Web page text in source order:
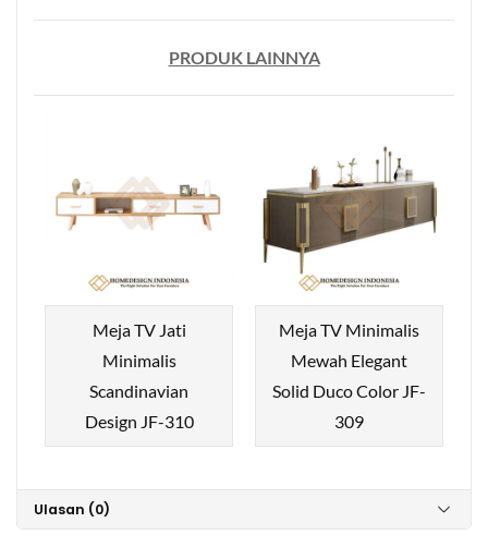
PRODUK LAINNYA
Meja TV Jati
Minimalis
Scandinavian
Design JF-310
Meja TV Minimalis
Mewah Elegant
Solid Duco Color JF-
309
Ulasan (0)